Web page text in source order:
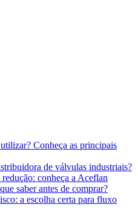
Conheça as principais
de válvulas industriais?
conheça a Aceflan
saber antes de comprar?
a escolha certa para fluxo